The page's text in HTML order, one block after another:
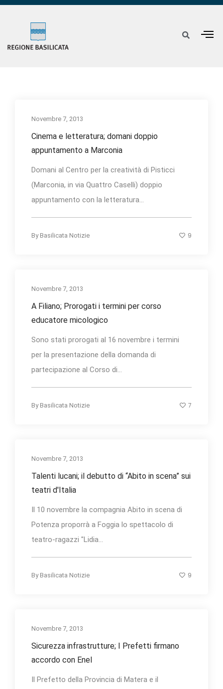
Novembre 7, 2013
Cinema e letteratura; domani doppio
appuntamento a Marconia
Domani al Centro per la creatività di Pisticci
(Marconia, in via Quattro Caselli) doppio
appuntamento con la letteratura...
By Basilicata Notizie 9
Novembre 7, 2013
A Filiano; Prorogati i termini per corso
educatore micologico
Sono stati prorogati al 16 novembre i termini
per la presentazione della domanda di
partecipazione al Corso di...
By Basilicata Notizie 7
Novembre 7, 2013
Talenti lucani; il debutto di “Abito in scena” sui
teatri d'Italia
Il 10 novembre la compagnia Abito in scena di
Potenza proporrà a Foggia lo spettacolo di
teatro-ragazzi "Lidia...
By Basilicata Notizie 9
Novembre 7, 2013
Sicurezza infrastrutture; I Prefetti firmano
accordo con Enel
Il Prefetto della Provincia di Matera e il